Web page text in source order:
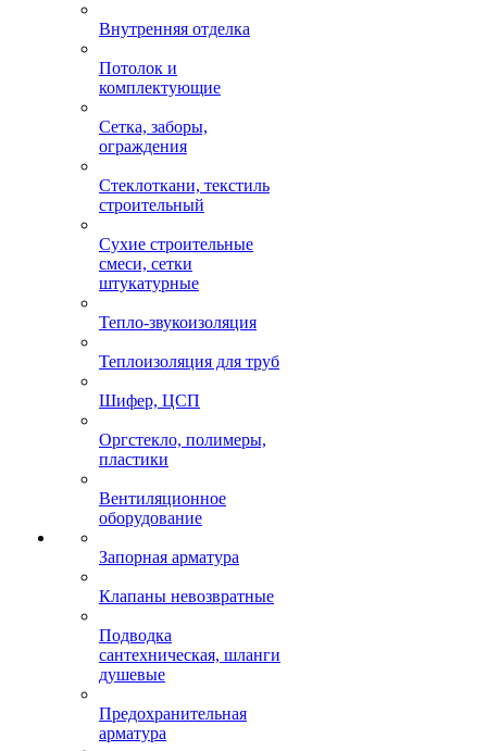
Внутренняя отделка
Потолок и
комплектующие
Сетка, заборы,
ограждения
Стеклоткани, текстиль
строительный
Сухие строительные
смеси, сетки
штукатурные
Тепло-звукоизоляция
Теплоизоляция для труб
Шифер, ЦСП
Оргстекло, полимеры,
пластики
Вентиляционное
оборудование
Запорная арматура
Клапаны невозвратные
Подводка
сантехническая, шланги
душевые
Предохранительная
арматура